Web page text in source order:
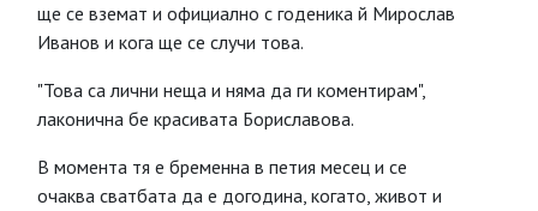
ще се вземат и официално с годеника й Мирослав
Иванов и кога ще се случи това.
"Това са лични неща и няма да ги коментирам",
лаконична бе красивата Бориславова.
В момента тя е бременна в петия месец и се
очаква сватбата да е догодина, когато, живот и